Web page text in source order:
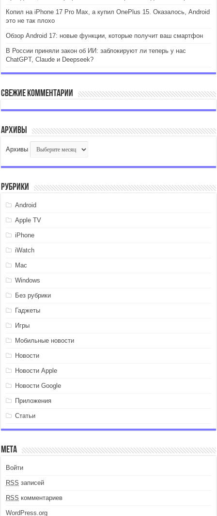
Копил на iPhone 17 Pro Max, а купил OnePlus 15. Оказалось, Android
это не так плохо
Обзор Android 17: новые функции, которые получит ваш смартфон
В России приняли закон об ИИ: заблокируют ли теперь у нас
ChatGPT, Claude и Deepseek?
Свежие комментарии
Архивы
Архивы
Рубрики
Android
Apple TV
iPhone
iWatch
Mac
Windows
Без рубрики
Гаджеты
Игры
Мобильные новости
Новости
Новости Apple
Новости Google
Приложения
Статьи
Мета
Войти
RSS записей
RSS комментариев
WordPress.org